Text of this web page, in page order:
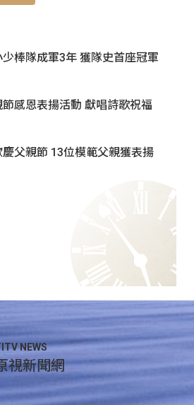
棒隊成軍3年 獲隊史首座冠軍
感恩表揚活動 獻唱詩歌祝福
父親節 13位模範父親獲表揚
NEWS
視新聞網